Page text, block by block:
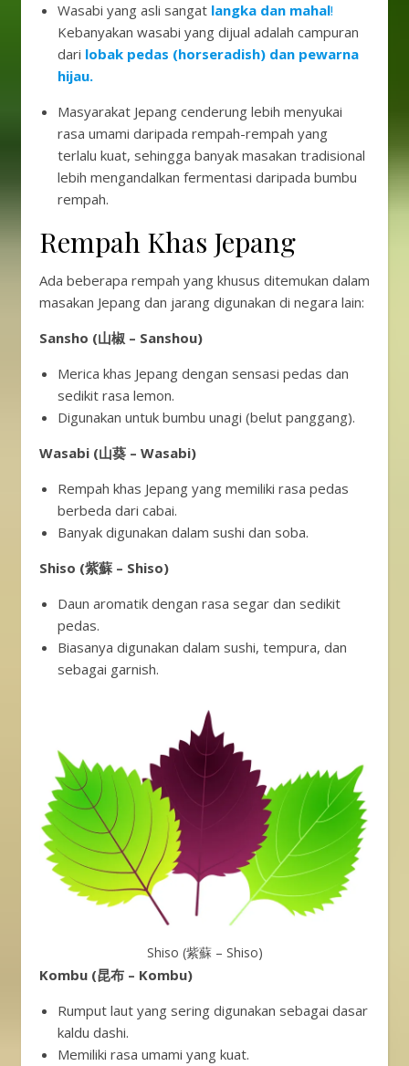
Wasabi yang asli sangat langka dan mahal!
Kebanyakan wasabi yang dijual adalah campuran
dari lobak pedas (horseradish) dan pewarna
hijau.
Masyarakat Jepang cenderung lebih menyukai
rasa umami daripada rempah-rempah yang
terlalu kuat, sehingga banyak masakan tradisional
lebih mengandalkan fermentasi daripada bumbu
rempah.
Rempah Khas Jepang
Ada beberapa rempah yang khusus ditemukan dalam
masakan Jepang dan jarang digunakan di negara lain:
Sansho (山椒 – Sanshou)
Merica khas Jepang dengan sensasi pedas dan
sedikit rasa lemon.
Digunakan untuk bumbu unagi (belut panggang).
Wasabi (山葵 – Wasabi)
Rempah khas Jepang yang memiliki rasa pedas
berbeda dari cabai.
Banyak digunakan dalam sushi dan soba.
Shiso (紫蘇 – Shiso)
Daun aromatik dengan rasa segar dan sedikit
pedas.
Biasanya digunakan dalam sushi, tempura, dan
sebagai garnish.
Shiso (紫蘇 – Shiso)
Kombu (昆布 – Kombu)
Rumput laut yang sering digunakan sebagai dasar
kaldu dashi.
Memiliki rasa umami yang kuat.